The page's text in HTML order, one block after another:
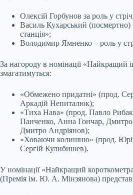
Олексій Горбунов за роль у
Василь Кухарський (посмертно)
станція»;
Володимир Ямненко – роль у
За нагороду в номінації «Найкращий
змагатимуться:
«Обмежено придатні» (прод.
Аркадій Непиталюк);
«Тиха Нава» (прод. Павло
Панченко, Анна Гончар,
Дмитро Андріянов);
«Ховаючи колишню» (прод.
Сергій Кулибишев).
У номінації «Найкращий
(Премія ім. Ю. А. Мінзянова)